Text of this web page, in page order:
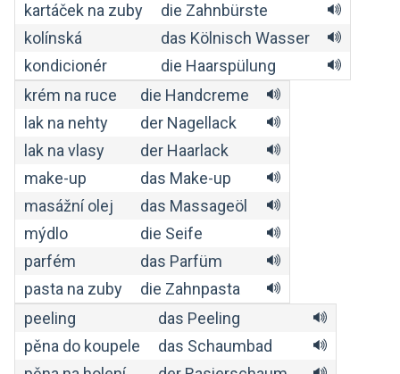
kartáček na zuby
die Zahnbürste
kolínská
das Kölnisch Wasser
kondicionér
die Haarspülung
krém na ruce
die Handcreme
lak na nehty
der Nagellack
lak na vlasy
der Haarlack
make-up
das Make-up
masážní olej
das Massageöl
mýdlo
die Seife
parfém
das Parfüm
pasta na zuby
die Zahnpasta
peeling
das Peeling
pěna do koupele
das Schaumbad